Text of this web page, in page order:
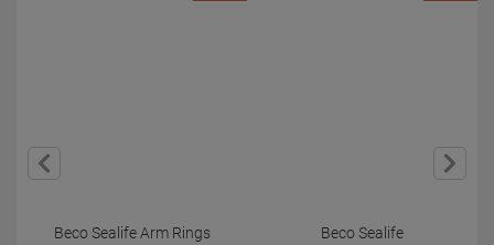
Beco Sealife Arm Rings
Beco Sealife